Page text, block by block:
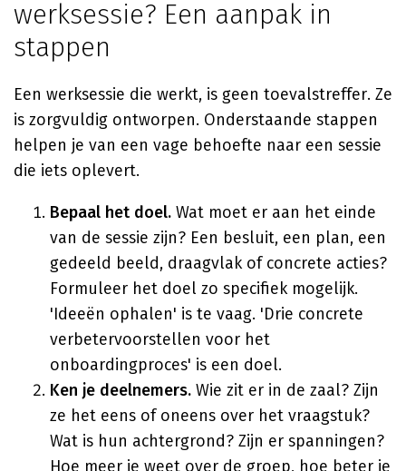
werksessie? Een aanpak in
stappen
Een werksessie die werkt, is geen toevalstreffer. Ze
is zorgvuldig ontworpen. Onderstaande stappen
helpen je van een vage behoefte naar een sessie
die iets oplevert.
Bepaal het doel. Wat moet er aan het einde
van de sessie zijn? Een besluit, een plan, een
gedeeld beeld, draagvlak of concrete acties?
Formuleer het doel zo specifiek mogelijk.
'Ideeën ophalen' is te vaag. 'Drie concrete
verbetervoorstellen voor het
onboardingproces' is een doel.
Ken je deelnemers. Wie zit er in de zaal? Zijn
ze het eens of oneens over het vraagstuk?
Wat is hun achtergrond? Zijn er spanningen?
Hoe meer je weet over de groep, hoe beter je